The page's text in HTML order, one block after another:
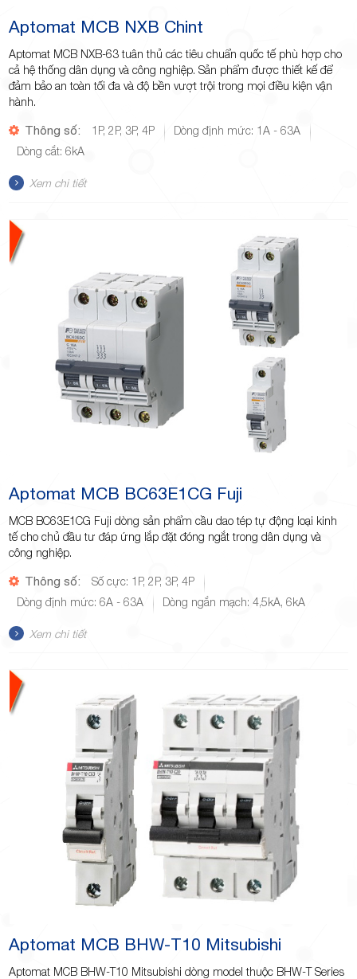
Aptomat MCB NXB Chint
Aptomat MCB NXB-63 tuân thủ các tiêu chuẩn quốc tế phù hợp cho
cả hệ thống dân dụng và công nghiệp. Sản phẩm được thiết kế để
đảm bảo an toàn tối đa và độ bền vượt trội trong mọi điều kiện vận
hành.
Thông số: 1P, 2P, 3P, 4P
Dòng định mức: 1A - 63A
Dòng cắt: 6kA
Xem chi tiết
Aptomat MCB BC63E1CG Fuji
MCB BC63E1CG Fuji dòng sản phẩm cầu dao tép tự động loại kinh
tế cho chủ đầu tư đáp ứng lắp đặt đóng ngắt trong dân dụng và
công nghiệp.
Thông số:
Số cực: 1P, 2P, 3P, 4P
Dòng định mức: 6A - 63A
Dòng ngắn mạch: 4,5kA, 6kA
Xem chi tiết
Aptomat MCB BHW-T10 Mitsubishi
Aptomat MCB BHW-T10 Mitsubishi dòng model thuộc BHW-T Series